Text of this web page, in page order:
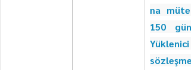
na
150
Yüklenici